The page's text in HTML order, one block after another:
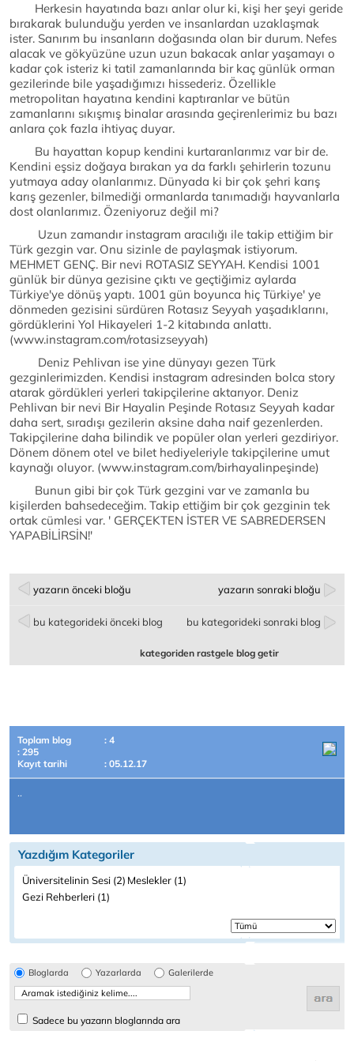
Herkesin hayatında bazı anlar olur ki, kişi her şeyi geride
bırakarak bulunduğu yerden ve insanlardan uzaklaşmak
ister. Sanırım bu insanların doğasında olan bir durum. Nefes
alacak ve gökyüzüne uzun uzun bakacak anlar yaşamayı o
kadar çok isteriz ki tatil zamanlarında bir kaç günlük orman
gezilerinde bile yaşadığımızı hissederiz. Özellikle
metropolitan hayatına kendini kaptıranlar ve bütün
zamanlarını sıkışmış binalar arasında geçirenlerimiz bu bazı
anlara çok fazla ihtiyaç duyar.
Bu hayattan kopup kendini kurtaranlarımız var bir de.
Kendini eşsiz doğaya bırakan ya da farklı şehirlerin tozunu
yutmaya aday olanlarımız. Dünyada ki bir çok şehri karış
karış gezenler, bilmediği ormanlarda tanımadığı hayvanlarla
dost olanlarımız. Özeniyoruz değil mi?
Uzun zamandır instagram aracılığı ile takip ettiğim bir
Türk gezgin var. Onu sizinle de paylaşmak istiyorum.
MEHMET GENÇ. Bir nevi ROTASIZ SEYYAH. Kendisi 1001
günlük bir dünya gezisine çıktı ve geçtiğimiz aylarda
Türkiye'ye dönüş yaptı. 1001 gün boyunca hiç Türkiye' ye
dönmeden gezisini sürdüren Rotasız Seyyah yaşadıklarını,
gördüklerini Yol Hikayeleri 1-2 kitabında anlattı.
(www.instagram.com/rotasizseyyah)
Deniz Pehlivan ise yine dünyayı gezen Türk
gezginlerimizden. Kendisi instagram adresinden bolca story
atarak gördükleri yerleri takipçilerine aktarıyor. Deniz
Pehlivan bir nevi Bir Hayalin Peşinde Rotasız Seyyah kadar
daha sert, sıradışı gezilerin aksine daha naif gezenlerden.
Takipçilerine daha bilindik ve popüler olan yerleri gezdiriyor.
Dönem dönem otel ve bilet hediyeleriyle takipçilerine umut
kaynağı oluyor. (www.instagram.com/birhayalinpeşinde)
Bunun gibi bir çok Türk gezgini var ve zamanla bu
kişilerden bahsedeceğim. Takip ettiğim bir çok gezginin tek
ortak cümlesi var. ' GERÇEKTEN İSTER VE SABREDERSEN
YAPABİLİRSİN!'
yazarın önceki bloğu yazarın sonraki bloğu
bu kategorideki önceki blog bu kategorideki sonraki blog
kategoriden rastgele blog getir
Toplam blog
: 4
: 295
Kayıt tarihi
: 05.12.17
..
Yazdığım Kategoriler
Üniversitelinin Sesi (2) Meslekler (1)
Gezi Rehberleri (1)
Bloglarda Yazarlarda Galerilerde
Sadece bu yazarın bloglarında ara